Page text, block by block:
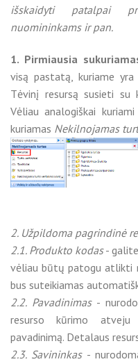
išskaidyti patalpai
nuomininkams ir pan.
1. Pirmiausia
visą pastatą, kuriame
Tėvinį resursą susieti
Vėliau analogiškai
kuriamas Nekilnojamas
2. Užpildoma pagrindinė
2.1. Produkto kodas-
vėliau būtų patogu atlikti
bus suteikiamas
2.2. Pavadinimas-
resurso kūrimo
pavadinimą. Detalaus
2.3. Savininkas-